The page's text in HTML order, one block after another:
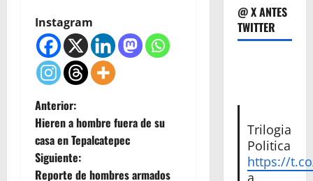
Instagram
N
a
v
Anterior:
Hieren a hombre fuera de su
casa en Tepalcatepec
Siguiente:
Reporte de hombres armados
@ X ANTES
TWITTER
Trilogia
Politica
https://